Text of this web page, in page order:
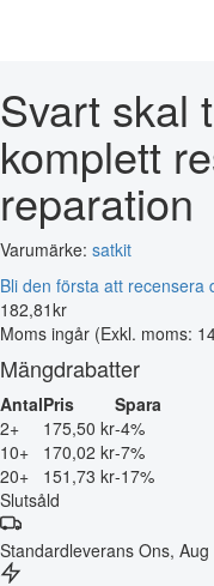
Svart skal
komplett
reparation
Varumärke: satkit
Bli den första att recensera
182,81kr
Moms ingår (Exkl. moms:
Mängdrabatter
AntalPris
Spara
2+
175,50 kr-4%
10+
170,02 kr-7%
20+
151,73 kr-17%
Slutsåld
Standardleverans Ons,